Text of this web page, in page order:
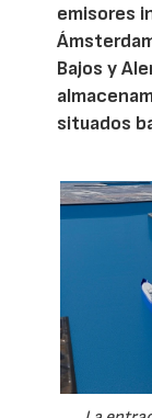
emisores
Bajos y
situados